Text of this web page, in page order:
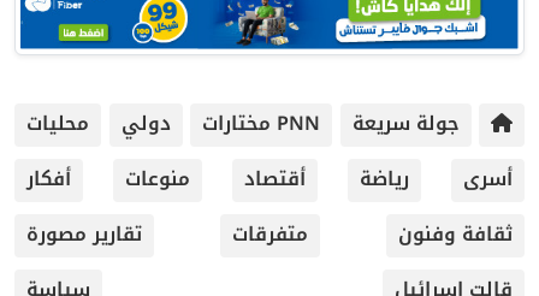
PNN مختارات دولي
محليات
رياضة
أقتصاد منوعات
أفكار
متفرقات
تقارير مصورة